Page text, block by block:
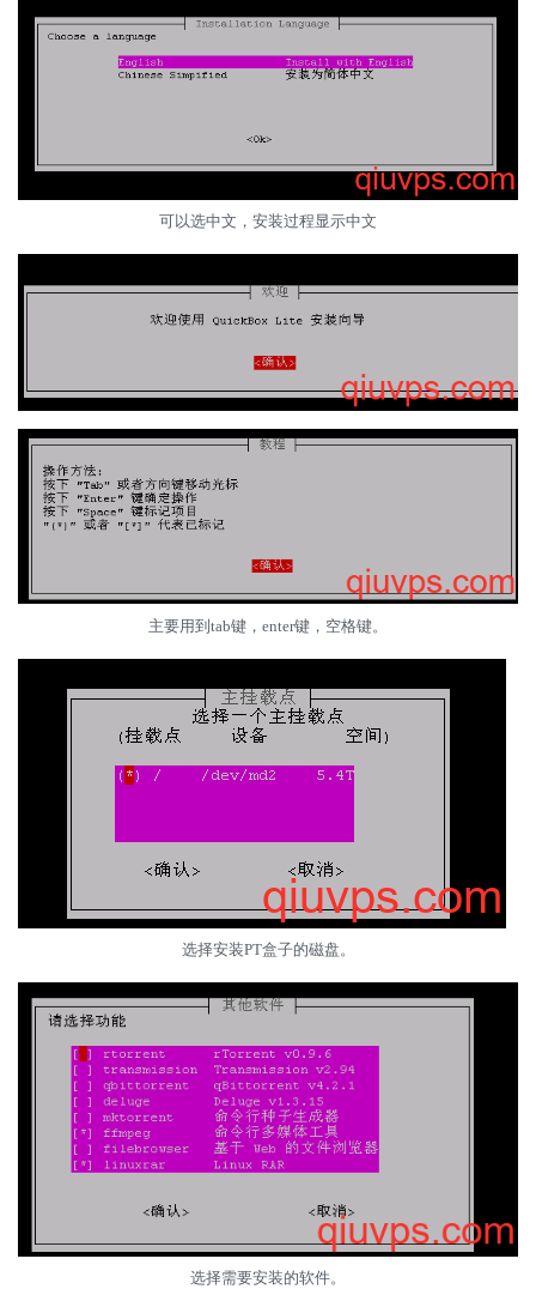
可以选中文，安装过程显示中文
主要用到tab键，enter键，空格键。
选择安装PT盒子的磁盘。
选择需要安装的软件。